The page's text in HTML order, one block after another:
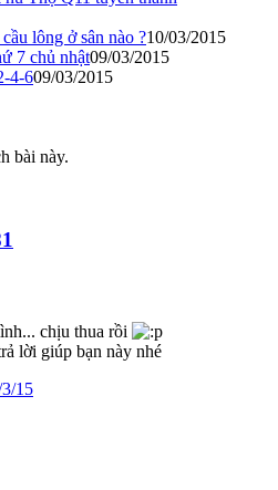
lông ở sân nào ?10/03/2015
7 chủ nhật09/03/2015
4-609/03/2015
bài này.
chịu thua rồi
lời giúp bạn này nhé
15